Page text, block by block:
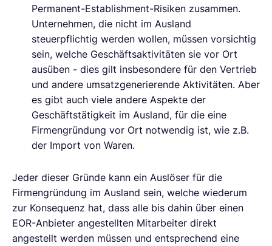
Permanent-Establishment-Risiken zusammen.
Unternehmen, die nicht im Ausland
steuerpflichtig werden wollen, müssen vorsichtig
sein, welche Geschäftsaktivitäten sie vor Ort
ausüben - dies gilt insbesondere für den Vertrieb
und andere umsatzgenerierende Aktivitäten. Aber
es gibt auch viele andere Aspekte der
Geschäftstätigkeit im Ausland, für die eine
Firmengründung vor Ort notwendig ist, wie z.B.
der Import von Waren.
Jeder dieser Gründe kann ein Auslöser für die
Firmengründung im Ausland sein, welche wiederum
zur Konsequenz hat, dass alle bis dahin über einen
EOR-Anbieter angestellten Mitarbeiter direkt
angestellt werden müssen und entsprechend eine